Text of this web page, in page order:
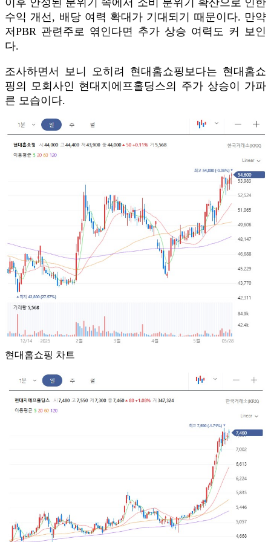
수익 개선, 배당 여력 확대가 기대되기 때문이다. 만약
저PBR 관련주로 엮인다면 추가 상승 여력도 커 보인
다.
조사하면서 보니 오히려 현대홈쇼핑보다는 현대홈쇼
핑의 모회사인 현대지에프홀딩스의 주가 상승이 가파
른 모습이다.
현대홈쇼핑 차트